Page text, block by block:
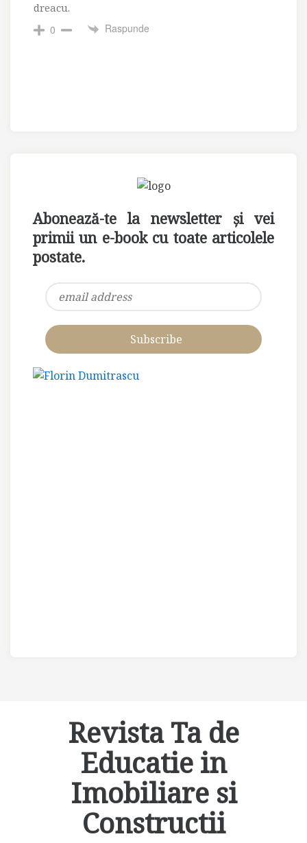
dreacu.
0
Raspunde
Abonează-te la newsletter și vei
primii un e-book cu toate articolele
postate.
Revista Ta de
Educatie in
Imobiliare si
Constructii